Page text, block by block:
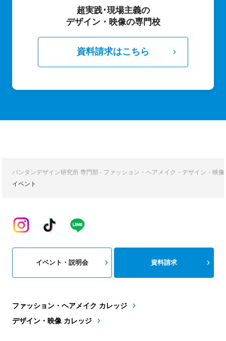
超実践･現場主義の
デザイン・映像の専門校
資料請求はこちら
バンタンデザイン研究所 専門部 - ファッション・ヘアメイク・デザイン・映
イベント
ファッション・ヘアメイク カレッジ
デザイン・映像 カレッジ
イベント・説明会 資料請求